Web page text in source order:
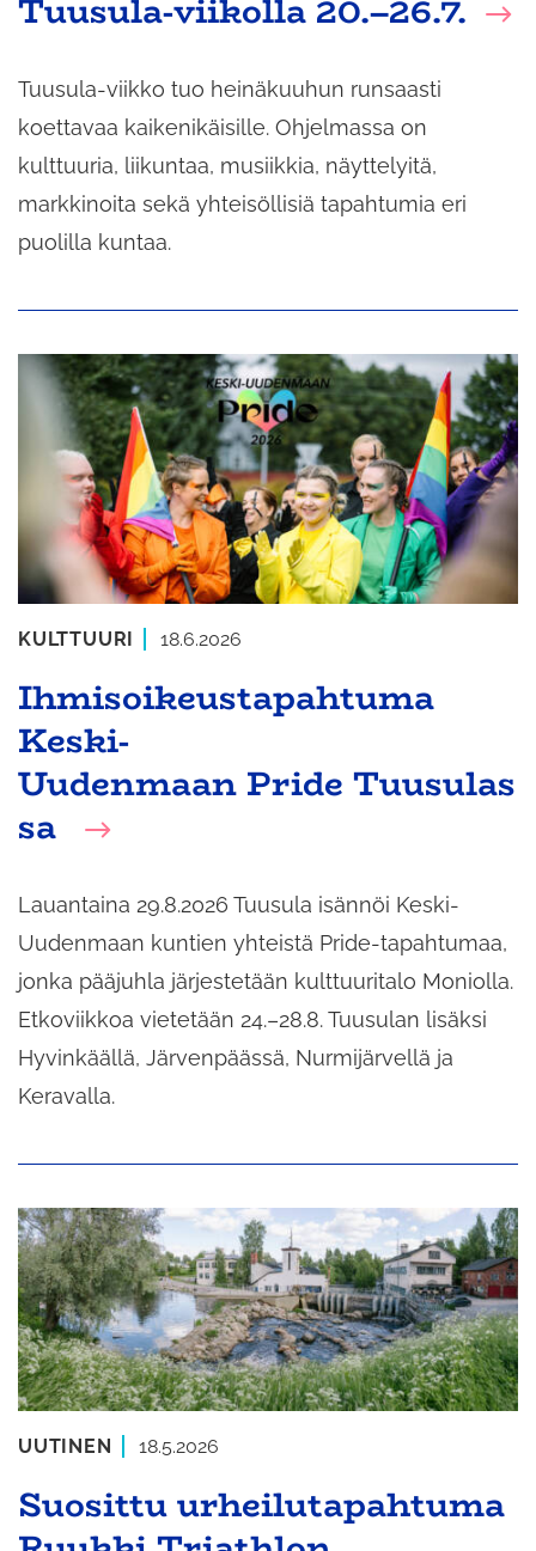
Tuusula-viikolla 20.–26.7.
Tuusula-viikko tuo heinäkuuhun runsaasti
koettavaa kaikenikäisille. Ohjelmassa on
kulttuuria, liikuntaa, musiikkia, näyttelyitä,
markkinoita sekä yhteisöllisiä tapahtumia eri
puolilla kuntaa.
Ihmisoikeustapahtuma
Keski-
Uudenmaan Pride Tuusulas
sa
KULTTUURI 18.6.2026
Lauantaina 29.8.2026 Tuusula isännöi Keski-
Uudenmaan kuntien yhteistä Pride-tapahtumaa,
jonka pääjuhla järjestetään kulttuuritalo Moniolla.
Etkoviikkoa vietetään 24.–28.8. Tuusulan lisäksi
Hyvinkäällä, Järvenpäässä, Nurmijärvellä ja
Keravalla.
Suosittu urheilutapahtuma
UUTINEN 18.5.2026